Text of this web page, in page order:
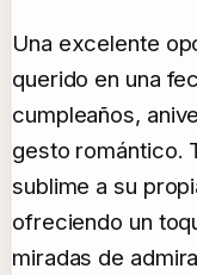
Una excelente
querido en una
cumpleaños,
gesto romántico.
sublime a su
ofreciendo un
miradas de